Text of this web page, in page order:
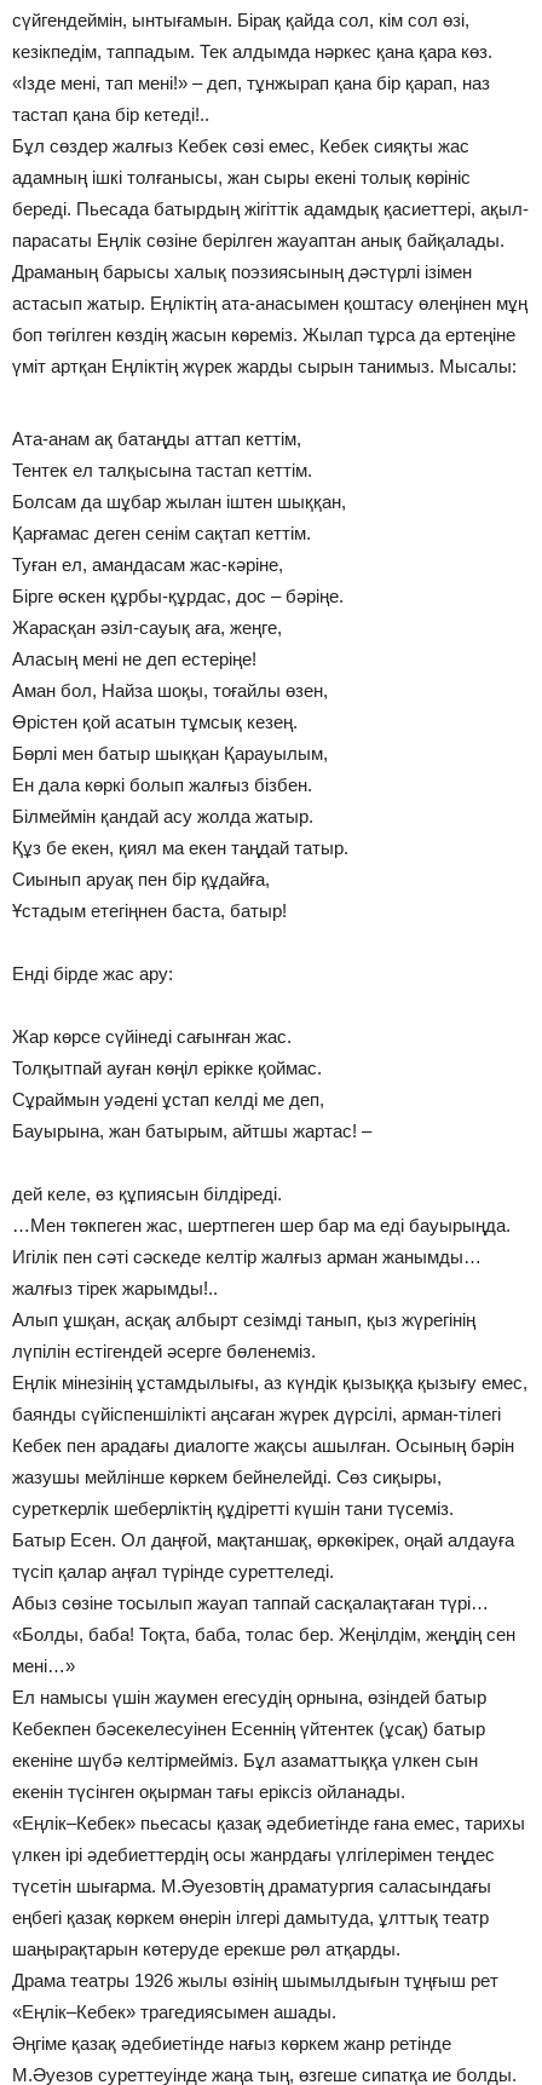
сүйгендеймін, ынтығамын. Бірақ қайда сол, кім сол өзі,
кезікпедім, таппадым. Тек алдымда нәркес қана қара көз.
«Ізде мені, тап мені!» – деп, тұнжырап қана бір қарап, наз
тастап қана бір кетеді!..
Бұл сөздер жалғыз Кебек сөзі емес, Кебек сияқты жас
адамның ішкі толғанысы, жан сыры екені толық көрініс
береді. Пьесада батырдың жігіттік адамдық қасиеттері, ақыл-
парасаты Еңлік сөзіне берілген жауаптан анық байқалады.
Драманың барысы халық поэзиясының дәстүрлі ізімен
астасып жатыр. Еңліктің ата-анасымен қоштасу өлеңінен мұң
боп төгілген көздің жасын көреміз. Жылап тұрса да ертеңіне
үміт артқан Еңліктің жүрек жарды сырын танимыз. Мысалы:
Ата-анам ақ батаңды аттап кеттім,
Тентек ел талқысына тастап кеттім.
Болсам да шұбар жылан іштен шыққан,
Қарғамас деген сенім сақтап кеттім.
Туған ел, амандасам жас-кәріне,
Бірге өскен құрбы-құрдас, дос – бәріңе.
Жарасқан әзіл-сауық аға, жеңге,
Аласың мені не деп естеріңе!
Аман бол, Найза шоқы, тоғайлы өзен,
Өрістен қой асатын тұмсық кезең.
Бөрлі мен батыр шыққан Қарауылым,
Ен дала көркі болып жалғыз бізбен.
Білмеймін қандай асу жолда жатыр.
Құз бе екен, қиял ма екен таңдай татыр.
Сиынып аруақ пен бір құдайға,
Ұстадым етегіңнен баста, батыр!
Енді бірде жас ару:
Жар көрсе сүйінеді сағынған жас.
Толқытпай ауған көңіл ерікке қоймас.
Сұраймын уәдені ұстап келді ме деп,
Бауырына, жан батырым, айтшы жартас! –
дей келе, өз құпиясын білдіреді.
…Мен төкпеген жас, шертпеген шер бар ма еді бауырыңда.
Игілік пен сәті сәскеде келтір жалғыз арман жанымды…
жалғыз тірек жарымды!..
Алып ұшқан, асқақ албырт сезімді танып, қыз жүрегінің
лүпілін естігендей әсерге бөленеміз.
Еңлік мінезінің ұстамдылығы, аз күндік қызыққа қызығу емес,
баянды сүйіспеншілікті аңсаған жүрек дүрсілі, арман-тілегі
Кебек пен арадағы диалогте жақсы ашылған. Осының бәрін
жазушы мейлінше көркем бейнелейді. Сөз сиқыры,
суреткерлік шеберліктің құдіретті күшін тани түсеміз.
Батыр Есен. Ол даңғой, мақтаншақ, өркөкірек, оңай алдауға
түсіп қалар аңғал түрінде суреттеледі.
Абыз сөзіне тосылып жауап таппай сасқалақтаған түрі…
«Болды, баба! Тоқта, баба, толас бер. Жеңілдім, жеңдің сен
мені…»
Ел намысы үшін жаумен егесудің орнына, өзіндей батыр
Кебекпен бәсекелесуінен Есеннің үйтентек (ұсақ) батыр
екеніне шүбә келтірмейміз. Бұл азаматтыққа үлкен сын
екенін түсінген оқырман тағы еріксіз ойланады.
«Еңлік–Кебек» пьесасы қазақ әдебиетінде ғана емес, тарихы
үлкен ірі әдебиеттердің осы жанрдағы үлгілерімен теңдес
түсетін шығарма. М.Әуезовтің драматургия саласындағы
еңбегі қазақ көркем өнерін ілгері дамытуда, ұлттық театр
шаңырақтарын көтеруде ерекше рөл атқарды.
Драма театры 1926 жылы өзінің шымылдығын тұңғыш рет
«Еңлік–Кебек» трагедиясымен ашады.
Әңгіме қазақ әдебиетінде нағыз көркем жанр ретінде
М.Әуезов суреттеуінде жаңа тың, өзгеше сипатқа ие болды.